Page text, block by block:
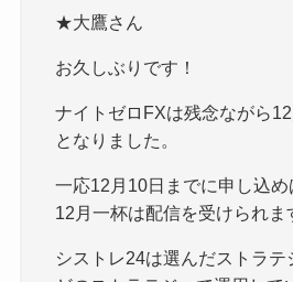
★大鷹さん
お久しぶりです！
ナイトゼロFXは残念ながら
となりました。
一応12月10日までに申し込め
12月一杯は配信を受けられま
シストレ24は選んだストラテ